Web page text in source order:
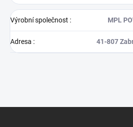
Výrobní společnost : MPL
Adresa : 41-807